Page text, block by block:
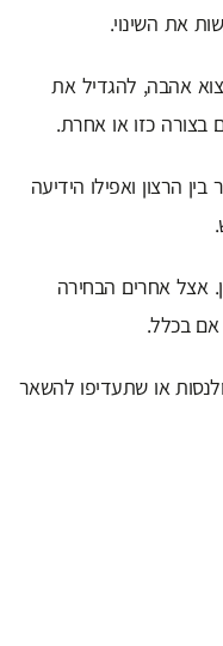
את השינוי.
אהבה, להגדיל את
בצורה כזו או אחרת.
הרצון ואפילו הידיעה
אצל אחרים הבחירה
אם בכלל.
או שתעדיפו להשאר